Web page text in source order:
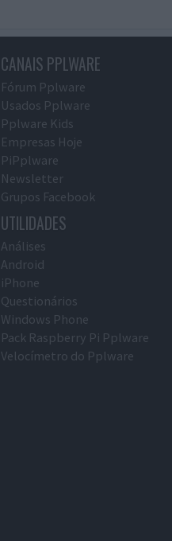
CANAIS PPLWARE
Fórum Pplware
Usados Pplware
Pplware Kids
Empresas Hoje
PiPplware
Newsletter
Grupos Facebook
UTILIDADES
Análises
Android
iPhone
Questionários
Windows Phone
Pack Raspberry Pi Pplware
Velocímetro do Pplware